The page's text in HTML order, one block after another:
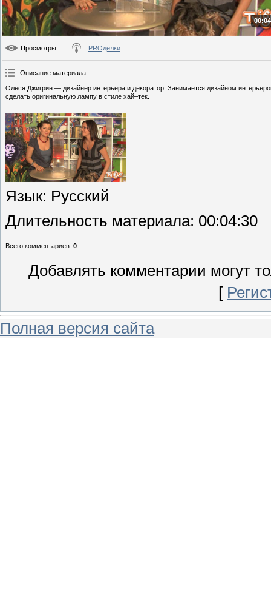
Просмотры: PROделки
Описание материала:
Олеся Джигрин — дизайнер интерьера и декоратор. Занимается дизайном
сделать оригинальную лампу в стиле хай–тек.
Язык: Русский
Длительность материала: 00:04:30
Всего комментариев: 0
Добавлять комментарии могут
[
Полная версия сайта